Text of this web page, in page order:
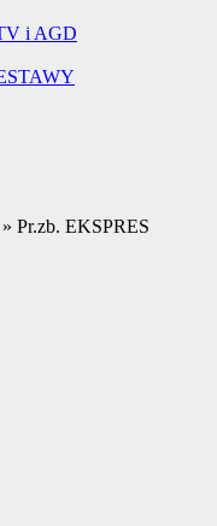
i AGD
» Pr.zb. EKSPRES